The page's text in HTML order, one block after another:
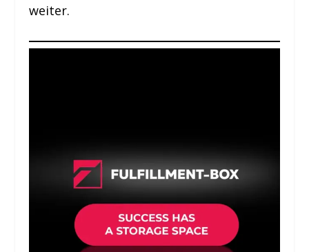
weiter.